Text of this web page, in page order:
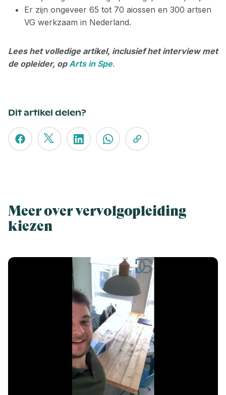
Er zijn ongeveer 65 tot 70 aiossen en 300 artsen
VG werkzaam in Nederland.
Lees het volledige artikel, inclusief het interview met
de opleider, opArts in Spe.
Dit artikel delen?
Meer over vervolgopleiding
kiezen